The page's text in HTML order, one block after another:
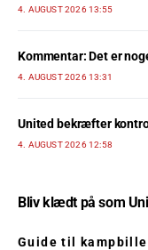
4. AUGUST 2026 13:55
Kommentar: Det er
4. AUGUST 2026 13:31
United bekræfter
4. AUGUST 2026 12:58
Bliv klædt på som
Guide til